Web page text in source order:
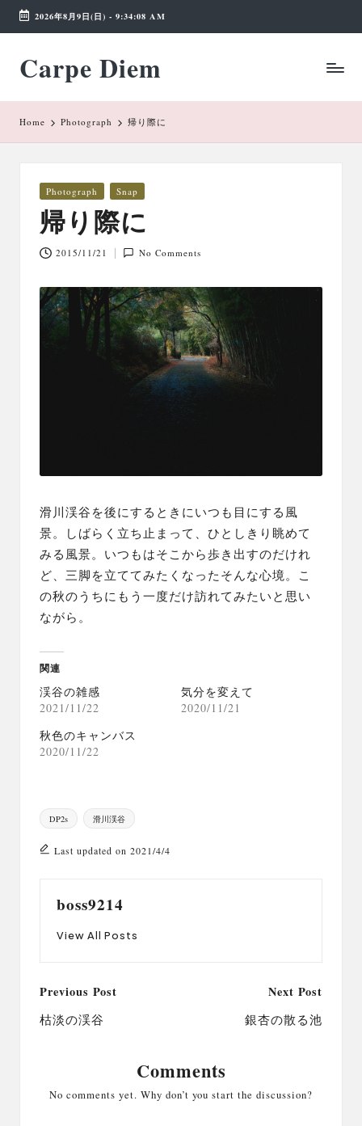
Skip
content
2026年8月9日(日) - 9:34:09 AM
Carpe Diem
Weekend
Wonderland
Home Photograph 帰り際に
Posted
in
Photograph Snap
帰り際に
2015/11/21 No Comments
滑川渓谷を後にするときにいつも目にする風
景。しばらく立ち止まって、ひとしきり眺めて
みる風景。いつもはそこから歩き出すのだけれ
ど、三脚を立ててみたくなったそんな心境。こ
の秋のうちにもう一度だけ訪れてみたいと思い
ながら。
関連
渓谷の雑感
2021/11/22
気分を変えて
2020/11/21
秋色のキャンバス
2020/11/22
Tags:
DP2s 滑川渓谷
Last updated on 2021/4/4
boss9214
View All Posts
Post
navigation
Previous Post
枯淡の渓谷
Next Post
銀杏の散る池
Comments
No comments yet. Why don’t you start the discussion?